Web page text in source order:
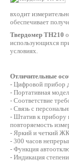
входит
обеспечивает
Твердомер TH210
использующихся
условиях.
Отличительные
- Цифровой прибор
- Портативная
- Соответствие
- Связь с
- Штатив к прибору
повторяемость
- Яркий и четкий
- 300 часов
- Функция
- Индикация